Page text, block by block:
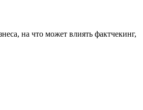
на что может влиять фактчекинг,